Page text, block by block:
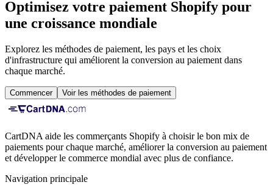
Optimisez votre paiement Shopify pour
une croissance mondiale
Explorez les méthodes de paiement, les pays et les choix
d'infrastructure qui améliorent la conversion au paiement dans
chaque marché.
Commencer Voir les méthodes de paiement
CartDNA aide les commerçants Shopify à choisir le bon mix de
paiements pour chaque marché, améliorer la conversion au paiement
et développer le commerce mondial avec plus de confiance.
Navigation principale